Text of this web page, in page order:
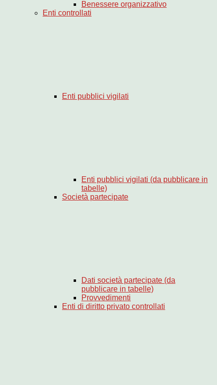
Benessere organizzativo
Enti controllati
Enti pubblici vigilati
Enti pubblici vigilati (da pubblicare in
tabelle)
Società partecipate
Dati società partecipate (da
pubblicare in tabelle)
Provvedimenti
Enti di diritto privato controllati